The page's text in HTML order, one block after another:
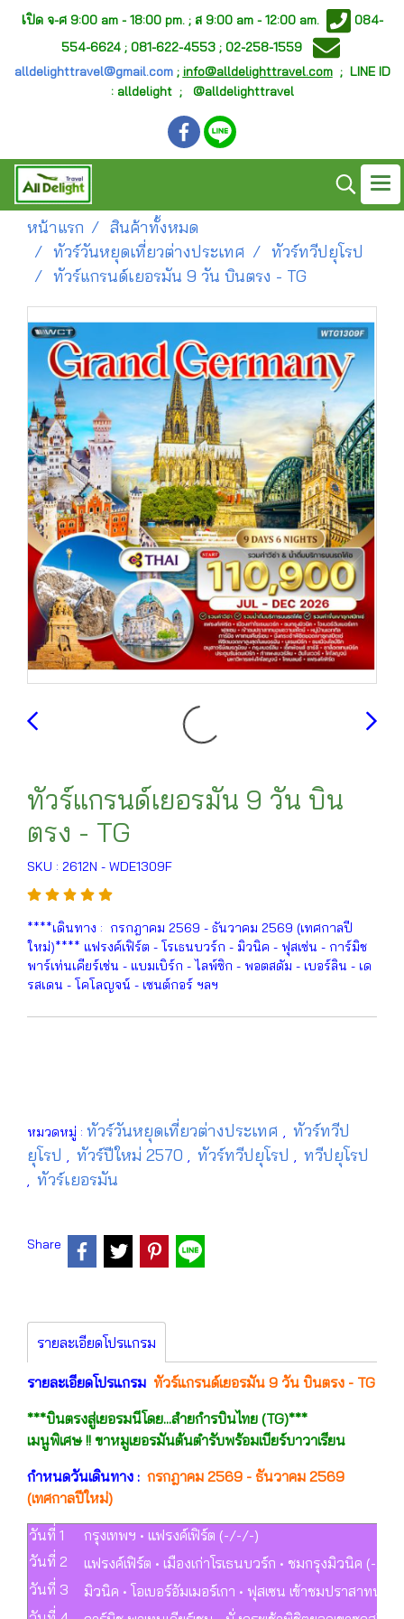
เปิด จ-ศ 9:00 am - 18:00 pm. ; ส 9:00 am - 12:00 am.
084-
554-6624 ; 081-622-4553 ; 02-258-1559
alldelighttravel@gmail.com; info@alldelighttravel.com; LINE ID
: alldelight ; @alldelighttravel
หน้าแรก
สินค้าทั้งหมด
ทัวร์วันหยุดเที่ยวต่างประเทศ
ทัวร์ทวีปยุโรป
ทัวร์แกรนด์เยอรมัน 9 วัน บินตรง - TG
ทัวร์แกรนด์เยอรมัน 9 วัน บิน
ตรง - TG
SKU : 2612N - WDE1309F
****เดินทาง : กรกฎาคม 2569 - ธันวาคม 2569 (เทศกาลปี
ใหม่)**** แฟรงค์เฟิร์ต - โรเธนบวร์ก - มิวนิค - ฟุสเซ่น - การ์มิช
พาร์เท่นเคียร์เช่น - แบมเบิร์ก - ไลพ์ซิก - พอตสดัม - เบอร์ลิน - เด
รสเดน - โคโลญจน์ - เซนต์กอร์ ฯลฯ
หมวดหมู่ : ทัวร์วันหยุดเที่ยวต่างประเทศ , ทัวร์ทวีป
ยุโรป , ทัวร์ปีใหม่ 2570 , ทัวร์ทวีปยุโรป , ทวีปยุโรป
, ทัวร์เยอรมัน
Share
รายละเอียดโปรแกรม
รายละเอียดโปรแกรม ทัวร์แกรนด์เยอรมัน 9 วัน บินตรง - TG
***บินตรงสู่เยอรมนีโดย...สำยกำรบินไทย (TG)***
เมนูพิเศษ !! ขาหมูเยอรมันต้นตำรับพร้อมเบียร์บาวาเรียน
กำหนดวันเดินทาง : กรกฎาคม 2569 - ธันวาคม 2569
(เทศกาลปีใหม่)
วันที่ 1
กรุงเทพฯ • แฟรงค์เฟิร์ต (-/-/-)
วันที่ 2
แฟรงค์เฟิร์ต • เมืองเก่าโรเธนบวร์ก • ชมกรุงมิวนิค (-/L/
วันที่ 3
มิวนิค • โอเบอร์อัมเมอร์เกา • ฟุสเซน เข้าชมปราสาทน